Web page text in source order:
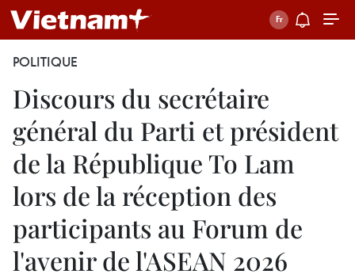
POLITIQUE
Discours du secrétaire
général du Parti et président
de la République To Lam
lors de la réception des
participants au Forum de
l'avenir de l'ASEAN 2026